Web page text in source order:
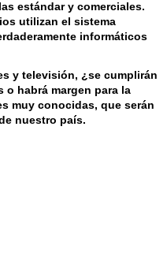
estándar y comerciales.
utilizan el sistema
informáticos
y televisión, ¿se cumplirán
o habrá margen para la
muy conocidas, que serán
nuestro país.